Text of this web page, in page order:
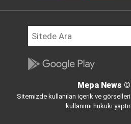
Mepa News ©
Sitemizde kullanılan içerik ve
kullanımı hukuki